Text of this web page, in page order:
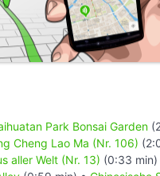
Park Bonsai Garden
Cheng Lao Ma (Nr. 106)
aller Welt (Nr. 13) (0:33 min)